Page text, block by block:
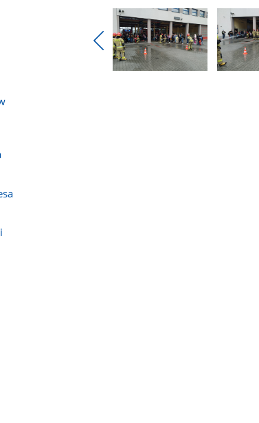
Pokaż
poprzednie